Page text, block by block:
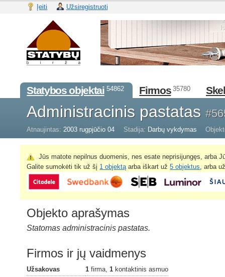
Įeiti Užsiregistruoti
Statybos objektai 54862 Firmos 35780
Administracinis pastatas
Atnaujintas: 2003 rugpjūčio 04 Stadija: Darbų vykdymas
Jūs matote nepilnus duomenis, nes esate neprisijungęs, arba
Galite sumokėti tik už šį 1 objektą arba iškart už5 objektus , arba
Objekto aprašymas
Statomas administracinis pastatas.
Firmos ir jų vaidmenys
Užsakovas 1 firma, 1 kontaktinis asmuo